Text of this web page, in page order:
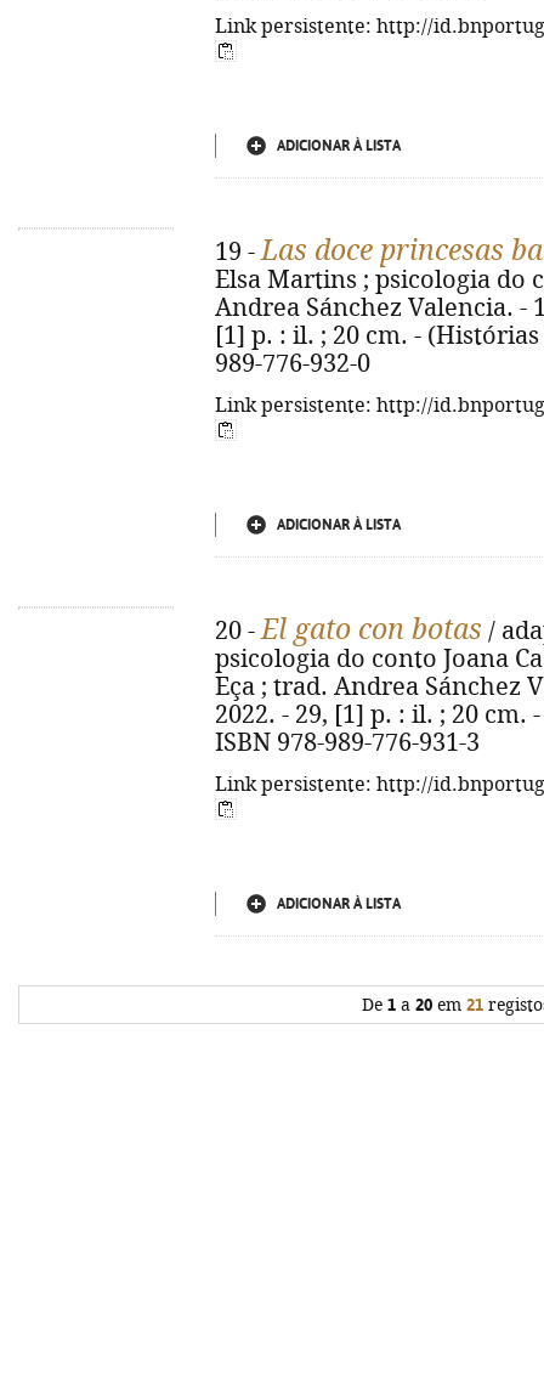
Link persistente: http://
ADICIONAR À LISTA
19 -Las doce princesas
Elsa Martins ; psicologia do
Andrea Sánchez Valencia. -
[1] p. : il. ; 20 cm. -
989-776-932-0
Link persistente: http://
ADICIONAR À LISTA
20 -El gato con botas /
psicologia do conto Joana
Eça ; trad. Andrea Sánchez
2022. - 29, [1] p. : il. ; 20
ISBN 978-989-776-931-3
Link persistente: http://
ADICIONAR À LISTA
De 1a 20em 21